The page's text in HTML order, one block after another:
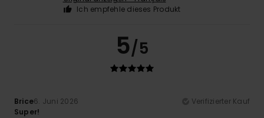
Ich empfehle dieses Produkt
5/5
Brice6. Juni 2026
Verifizierter Kauf
Super!